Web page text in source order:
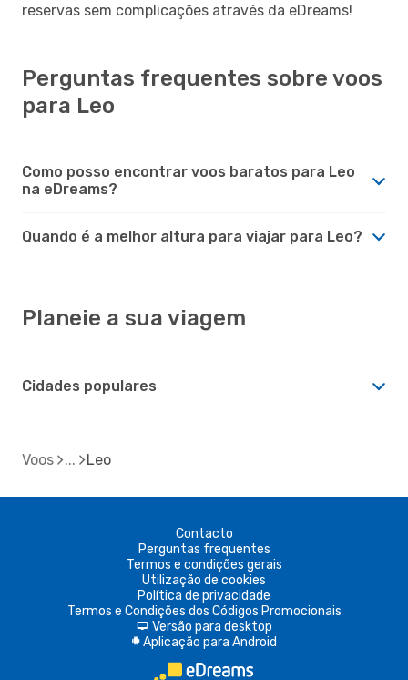
reservas sem complicações através da eDreams!
Perguntas frequentes sobre voos
para Leo
Como posso encontrar voos baratos para Leo
na eDreams?
Quando é a melhor altura para viajar para Leo?
Planeie a sua viagem
Cidades populares
Voos Leo
Contacto
Perguntas frequentes
Termos e condições gerais
Utilização de cookies
Política de privacidade
Termos e Condições dos Códigos Promocionais
d Versão para desktop
A Aplicação para Android